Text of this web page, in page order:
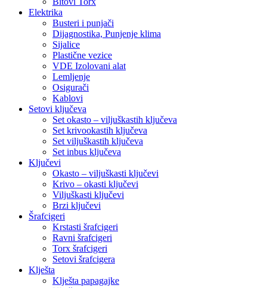
Elektrika
Busteri i punjači
Dijagnostika, Punjenje klima
Sijalice
Plastične vezice
VDE Izolovani alat
Lemljenje
Osigurači
Kablovi
Setovi ključeva
Set okasto – viljuškastih ključeva
Set krivookastih ključeva
Set viljuškastih ključeva
Set inbus ključeva
Ključevi
Okasto – viljuškasti ključevi
Krivo – okasti ključevi
Viljuškasti ključevi
Brzi ključevi
Šrafcigeri
Krstasti šrafcigeri
Ravni šrafcigeri
Torx šrafcigeri
Setovi šrafcigera
Klješta
Klješta papagajke